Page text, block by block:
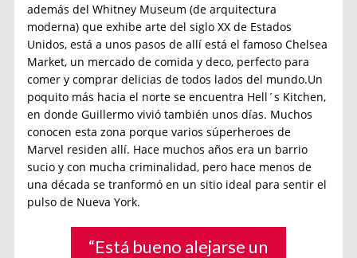
además del Whitney Museum (de arquitectura
moderna) que exhibe arte del siglo XX de Estados
Unidos, está a unos pasos de allí está el famoso Chelsea
Market, un mercado de comida y deco, perfecto para
comer y comprar delicias de todos lados del mundo.Un
poquito más hacia el norte se encuentra Hell´s Kitchen,
en donde Guillermo vivió también unos días. Muchos
conocen esta zona porque varios súperheroes de
Marvel residen allí. Hace muchos años era un barrio
sucio y con mucha criminalidad, pero hace menos de
una década se tranformó en un sitio ideal para sentir el
pulso de Nueva York.
“Está bueno alejarse un